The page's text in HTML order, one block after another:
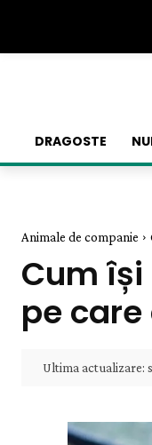
DRAGOSTE
Animale de companie
Cum
pe
Ultima actualizare: